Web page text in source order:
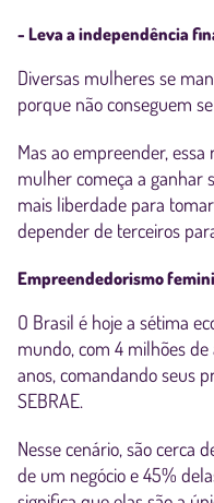
- Leva a independência
Diversas mulheres se
porque não conseguem
Mas ao empreender,
mulher começa a ganhar
mais liberdade para
depender de terceiros
Empreendedorismo
O Brasil é hoje a sétima
mundo, com 4 milhões
anos, comandando seus
SEBRAE.
Nesse cenário, são cerca
de um negócio e 45%